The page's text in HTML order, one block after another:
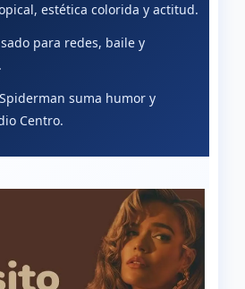
estética colorida y actitud.
para redes, baile y
suma humor y
Centro.